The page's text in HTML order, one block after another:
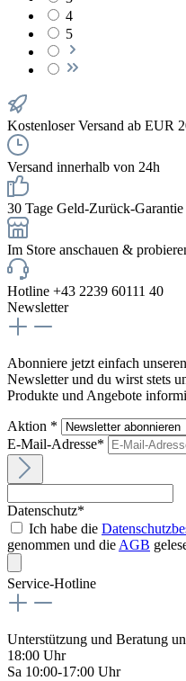
4
5
Kostenloser Versand ab EUR
Versand innerhalb von 24h
30 Tage Geld-Zurück-Garantie
Im Store anschauen &
Hotline +43 2239 60111 40
Newsletter
Abonniere jetzt einfach
Newsletter und du wirst stets
Produkte und Angebote
Aktion *
E-Mail-Adresse*
Datenschutz*
Ich habe die
genommen und die AGB
Service-Hotline
Unterstützung und Beratung
18:00 Uhr
Sa 10:00-17:00 Uhr